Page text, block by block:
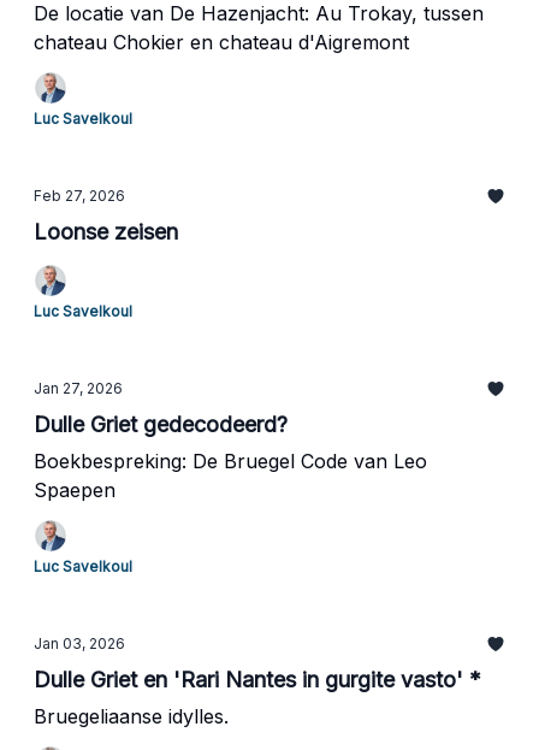
De locatie van De Hazenjacht: Au Trokay, tussen
chateau Chokier en chateau d'Aigremont
Luc Savelkoul
Feb 27, 2026
Loonse zeisen
Luc Savelkoul
Jan 27, 2026
Dulle Griet gedecodeerd?
Boekbespreking: De Bruegel Code van Leo
Spaepen
Luc Savelkoul
Jan 03, 2026
Dulle Griet en 'Rari Nantes in gurgite vasto' *
Bruegeliaanse idylles.